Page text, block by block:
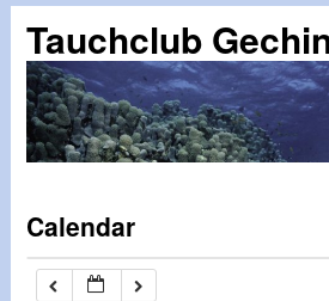
Tauchclub
Calendar
07:00